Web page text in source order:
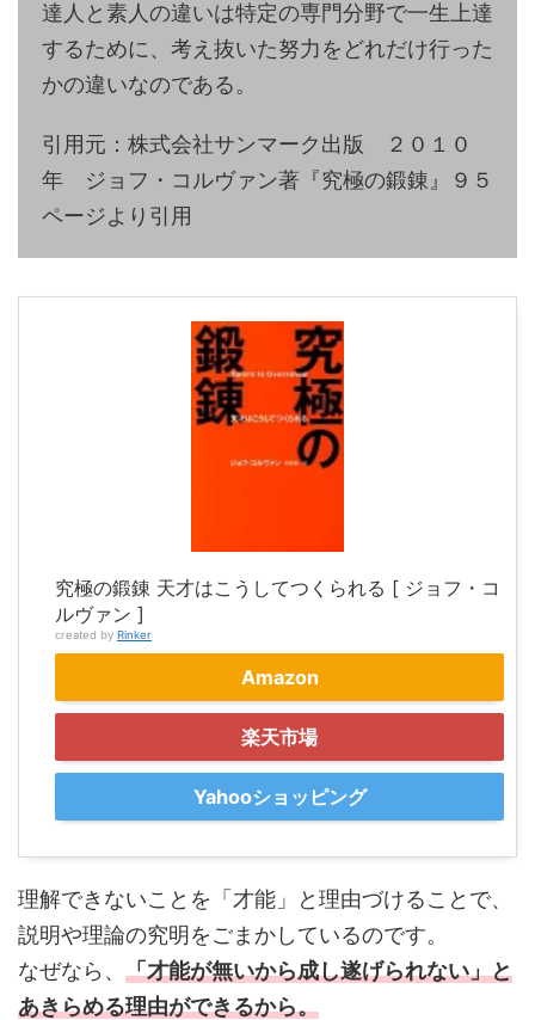
達人と素人の違いは特定の専門分野で一生上達
するために、考え抜いた努力をどれだけ行った
かの違いなのである。
引用元：株式会社サンマーク出版 ２０１０
年 ジョフ・コルヴァン著『究極の鍛錬』９５
ページより引用
究極の鍛錬 天才はこうしてつくられる [ ジョフ・コ
ルヴァン ]
created by Rinker
Amazon
楽天市場
Yahooショッピング
理解できないことを「才能」と理由づけることで、
説明や理論の究明をごまかしているのです。
なぜなら、 「才能が無いから成し遂げられない」と
あきらめる理由ができるから。